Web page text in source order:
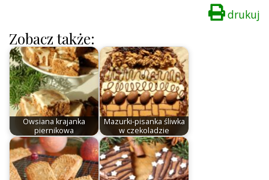
drukuj
Zobacz także:
Owsiana krajanka
piernikowa
Mazurki-pisanka śliwka
w czekoladzie